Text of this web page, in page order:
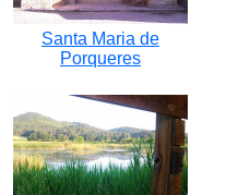
Santa Maria de
Porqueres